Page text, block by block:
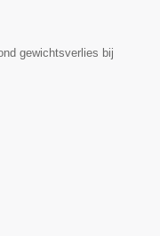
gewichtsverlies bij